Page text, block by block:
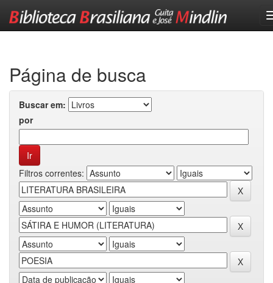
Página de busca
Buscar em:
por
Filtros correntes: